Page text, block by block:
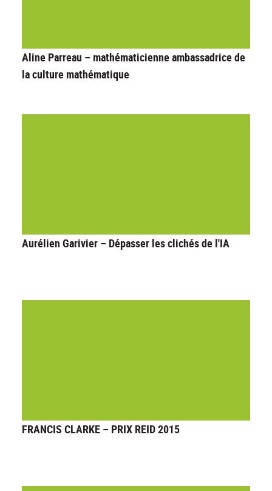
Aline Parreau – mathématicienne ambassadrice de
la culture mathématique
Aurélien Garivier – Dépasser les clichés de l'IA
FRANCIS CLARKE – PRIX REID 2015